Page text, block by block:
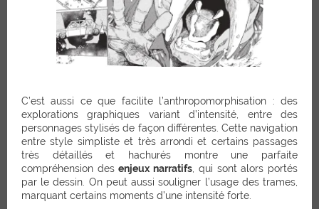
C’est aussi ce que facilite l’anthropomorphisation : des
explorations graphiques variant d’intensité, entre des
personnages stylisés de façon différentes. Cette navigation
entre style simpliste et très arrondi et certains passages
très détaillés et hachurés montre une parfaite
compréhension desenjeux narratifs , qui sont alors portés
par le dessin. On peut aussi souligner l’usage des trames,
marquant certains moments d’une intensité forte.